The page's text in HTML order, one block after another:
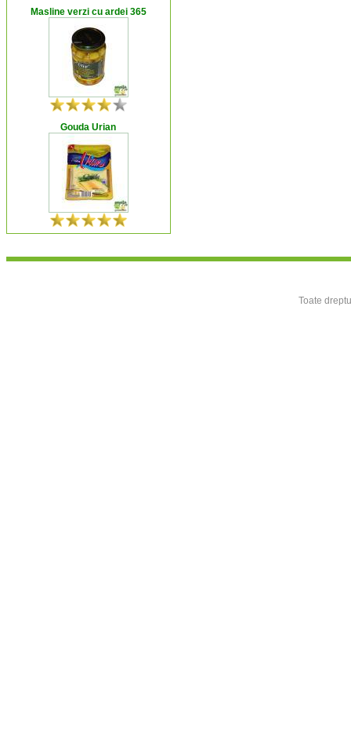
Masline verzi cu ardei 365
Gouda Urian
Toate